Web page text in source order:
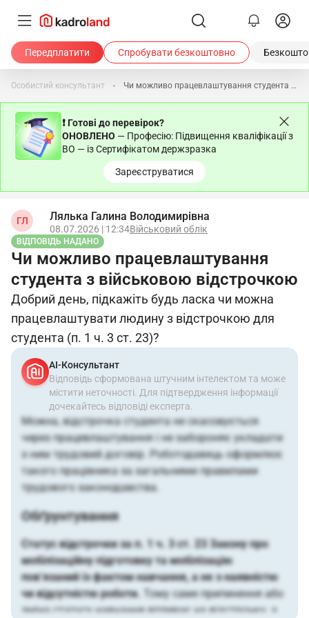
Передплатити Спробувати безкоштовно
Особистий консультант Чи можливо працевлаштування студента з військовою відстрочкою
❗ Готові до перевірок?
ОНОВЛЕНО — Професію: Підвищення кваліфікації з
ВО — із Сертифікатом держзразка
Зареєструватися
ГЛ Лялька Галина Володимирівна
08.07.2026 | 12:34Військовий облік
ВІДПОВІДЬ НАДАНО
Чи можливо працевлаштування
студента з військовою відстрочкою
Добрий день, підкажіть будь ласка чи можна
працевлаштувати людину з відстрочкою для
студента (п. 1 ч. 3 ст. 23)?
АІ-Консультант
Відповідь сформована штучним інтелектом та може
містити неточності. Для підтвердження інформації
дочекайтесь відповіді експерта.
Можна, відстрочка студента не скасовується
через працевлаштування і не забороняє укладати
з ним трудовий договір. Роботодавець оформлює
такого працівника за загальними правилами
трудового законодавства.
Обґрунтування
Статус відстрочки за п. 1 ч. 3 ст. 23 Закону про
мобілізаційну підготовку та мобілізацію
пов’язаний із фактом навчання, а не з наявністю
чи відсутністю роботи. Тому саме припинення або
зміна статусу навчання впливає на відстрочку, а